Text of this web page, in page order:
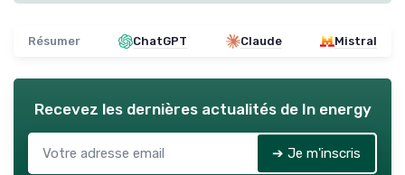
Résumer ChatGPT Claude Mistral
Recevez les dernières actualités de In energy
➔ Je m'inscris